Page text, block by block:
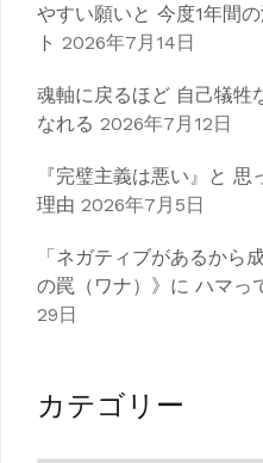
やすい願いと 今度1年間
ト 2026年7月14日
魂軸に戻るほど 自己犠牲
なれる 2026年7月12日
『完璧主義は悪い』と
理由 2026年7月5日
「ネガティブがあるから
の罠（ワナ）》に ハマっ
29日
カテゴリー